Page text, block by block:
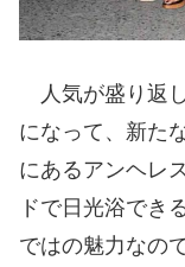
人気が盛り返
になって、新た
にあるアンヘレ
ドで日光浴でき
ではの魅力なの